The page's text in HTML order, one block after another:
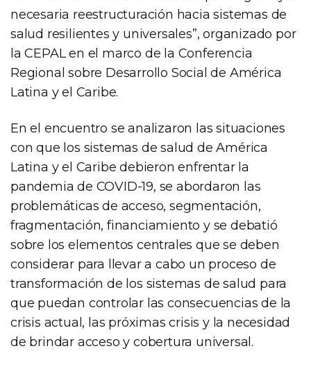
necesaria reestructuración hacia sistemas de
salud resilientes y universales”, organizado por
la CEPAL en el marco de la Conferencia
Regional sobre Desarrollo Social de América
Latina y el Caribe.
En el encuentro se analizaron las situaciones
con que los sistemas de salud de América
Latina y el Caribe debieron enfrentar la
pandemia de COVID-19, se abordaron las
problemáticas de acceso, segmentación,
fragmentación, financiamiento y se debatió
sobre los elementos centrales que se deben
considerar para llevar a cabo un proceso de
transformación de los sistemas de salud para
que puedan controlar las consecuencias de la
crisis actual, las próximas crisis y la necesidad
de brindar acceso y cobertura universal.